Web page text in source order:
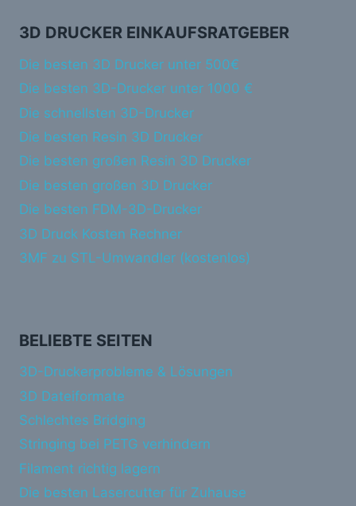
3D DRUCKER EINKAUFSRATGEBER
Die besten 3D Drucker unter 500€
Die besten 3D-Drucker unter 1000 €
Die schnellsten 3D-Drucker
Die besten Resin 3D Drucker
Die besten großen Resin 3D Drucker
Die besten großen 3D Drucker
Die besten FDM-3D-Drucker
3D Druck Kosten Rechner
3MF zu STL-Umwandler (kostenlos)
BELIEBTE SEITEN
3D-Druckerprobleme & Lösungen
3D Dateiformate
Schlechtes Bridging
Stringing bei PETG verhindern
Filament richtig lagern
Die besten Lasercutter für Zuhause